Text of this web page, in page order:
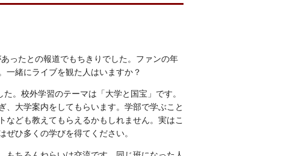
ったとの報道でもちきりでした。ファンの年
一緒にライブを観た人はいますか？
。校外学習のテーマは「大学と国宝」です。
大学案内をしてもらいます。学部で学ぶこと
ども教えてもらえるかもしれません。実はこ
ひ多くの学びを得てください。